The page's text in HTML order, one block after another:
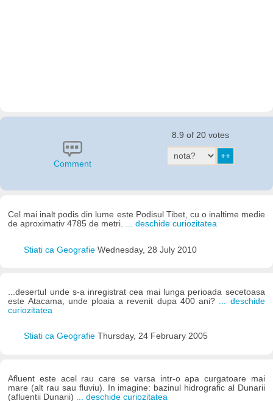
Comment
8.9 of 20 votes
Cel mai inalt podis din lume este Podisul Tibet, cu o inaltime medie
de aproximativ 4785 de metri. ... deschide curiozitatea
Stiati ca Geografie Wednesday, 28 July 2010
...desertul unde s-a inregistrat cea mai lunga perioada secetoasa
este Atacama, unde ploaia a revenit dupa 400 ani? ... deschide
curiozitatea
Stiati ca Geografie Thursday, 24 February 2005
Afluent este acel rau care se varsa intr-o apa curgatoare mai
mare (alt rau sau fluviu). In imagine: bazinul hidrografic al Dunarii
(afluentii Dunarii)
... deschide curiozitatea